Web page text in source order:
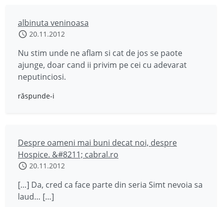
albinuta veninoasa
20.11.2012
Nu stim unde ne aflam si cat de jos se paote
ajunge, doar cand ii privim pe cei cu adevarat
neputinciosi.
răspunde-i
Despre oameni mai buni decat noi, despre
Hospice. &#8211; cabral.ro
20.11.2012
[…] Da, cred ca face parte din seria Simt nevoia sa
laud… […]